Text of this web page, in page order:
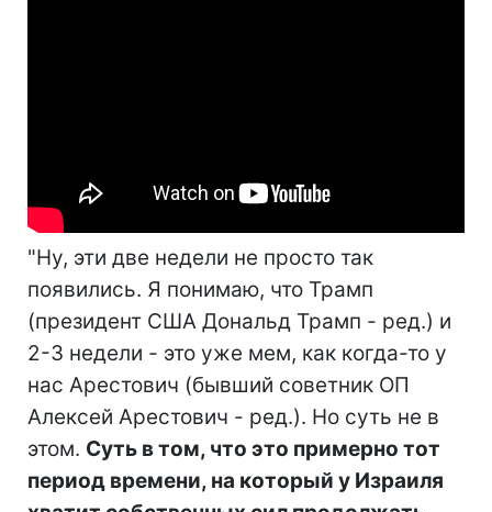
"Ну, эти две недели не просто так
появились. Я понимаю, что Трамп
(президент США Дональд Трамп - ред.) и
2-3 недели - это уже мем, как когда-то у
нас Арестович (бывший советник ОП
Алексей Арестович - ред.). Но суть не в
этом. Суть в том, что это примерно тот
период времени, на который у Израиля